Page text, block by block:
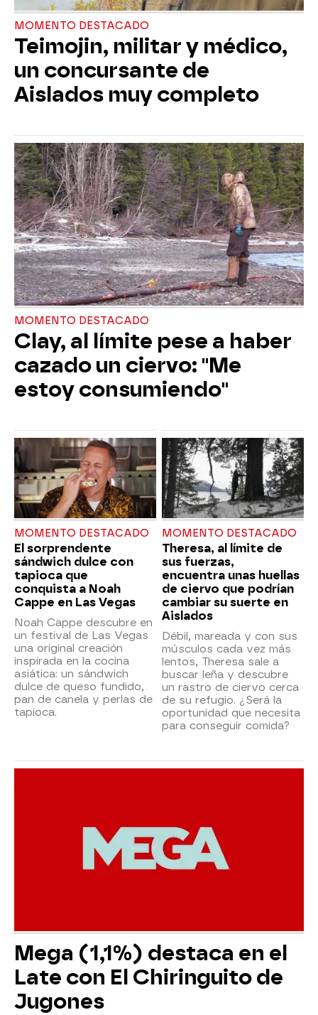
MOMENTO DESTACADO
Teimojin, militar y médico,
un concursante de
Aislados muy completo
MOMENTO DESTACADO
Clay, al límite pese a haber
cazado un ciervo: "Me
estoy consumiendo"
MOMENTO DESTACADO
El sorprendente
sándwich dulce con
tapioca que
conquista a Noah
Cappe en Las Vegas
Noah Cappe descubre en
un festival de Las Vegas
una original creación
inspirada en la cocina
asiática: un sándwich
dulce de queso fundido,
pan de canela y perlas de
tapioca.
MOMENTO DESTACADO
Theresa, al límite de
sus fuerzas,
encuentra unas huellas
de ciervo que podrían
cambiar su suerte en
Aislados
Débil, mareada y con sus
músculos cada vez más
lentos, Theresa sale a
buscar leña y descubre
un rastro de ciervo cerca
de su refugio. ¿Será la
oportunidad que necesita
para conseguir comida?
Mega (1,1%) destaca en el
Late con El Chiringuito de
Jugones